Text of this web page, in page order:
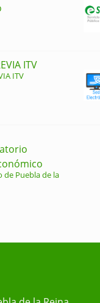
ITV
ITV
de Puebla de la